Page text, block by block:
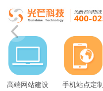
高端网站建设 手机站点定制